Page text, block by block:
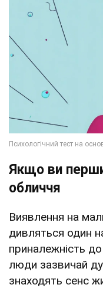
Якщо ви
обличчя
Виявлення на
дивляться один
приналежність до
люди зазвичай
знаходять сенс